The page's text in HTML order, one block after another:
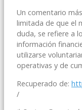
Un comentario
limitada de que el
duda, se refiere a
información
utilizarse
operativas y de
Recuperado de:
/